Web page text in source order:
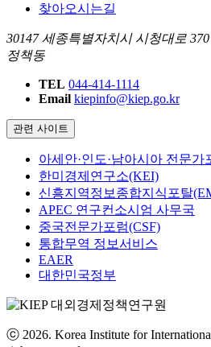
찾아오시는길
30147 세종특별자치시 시청대로
정책동
TEL 044-414-1114
Email kiepinfo@kiep.go.kr
관련 사이트
아세안·인도·남아시아 전문가
한미경제연구소(KEI)
신흥지역정보종합지식포탈
APEC 연구컨소시엄 사무국
중국전문가포럼(CSF)
통합무역 정보서비스
EAER
대한민국정부
ⓒ 2026. Korea Institute for